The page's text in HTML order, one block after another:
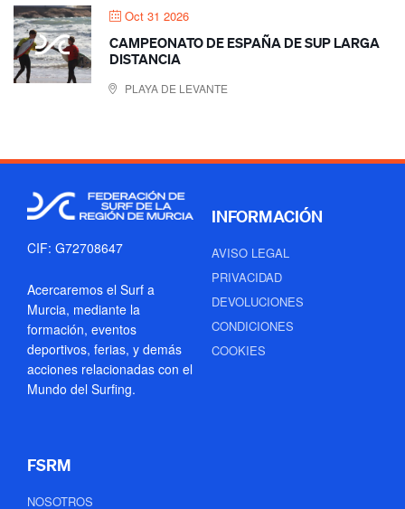
Oct 31 2026
CAMPEONATO DE ESPAÑA DE SUP LARGA
DISTANCIA
PLAYA DE LEVANTE
CIF: G72708647
Acercaremos el Surf a
Murcia, mediante la
formación, eventos
deportivos, ferias, y demás
acciones relacionadas con el
Mundo del Surfing.
INFORMACIÓN
AVISO LEGAL
PRIVACIDAD
DEVOLUCIONES
CONDICIONES
COOKIES
FSRM
NOSOTROS